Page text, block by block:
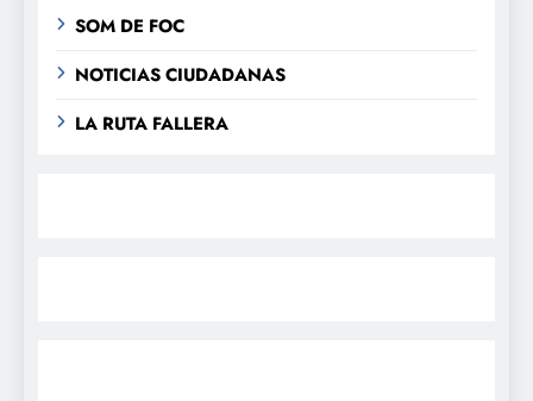
SOM DE FOC
NOTICIAS CIUDADANAS
LA RUTA FALLERA